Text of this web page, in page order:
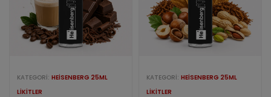
KATEGORI: HEISENBERG 25ML
LIKITLER
KATEGORI: HEISENBERG 25ML
LIKITLER